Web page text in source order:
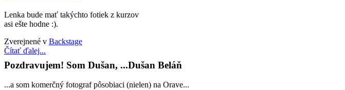
Lenka bude mať takýchto fotiek z kurzov
asi ešte hodne :).
Zverejnené v Backstage
Čítať ďalej...
Pozdravujem! Som Dušan, ...Dušan Beláň
...a som komerčný fotograf pôsobiaci (nielen) na Orave...